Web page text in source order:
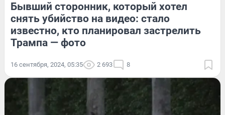
Бывший сторонник, который хотел
снять убийство на видео: стало
известно, кто планировал застрелить
Трампа — фото
16 сентября, 2024, 05:35 2 693 8